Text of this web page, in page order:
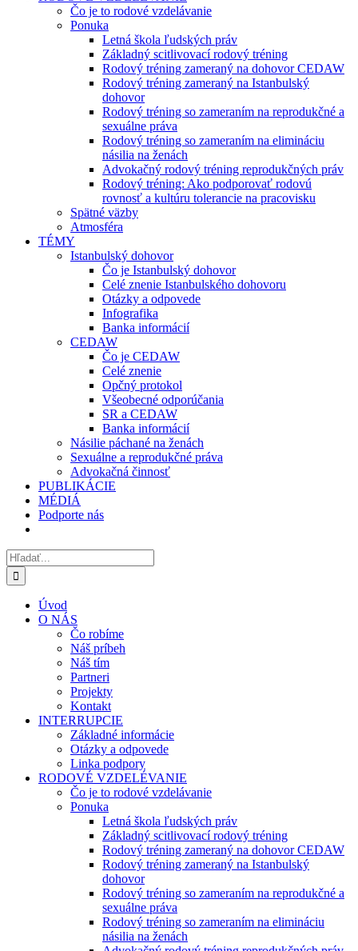
Čo je to rodové vzdelávanie
Ponuka
Letná škola ľudských práv
Základný scitlivovací rodový tréning
Rodový tréning zameraný na dohovor CEDAW
Rodový tréning zameraný na Istanbulský
dohovor
Rodový tréning so zameraním na reprodukčné a
sexuálne práva
Rodový tréning so zameraním na elimináciu
násilia na ženách
Advokačný rodový tréning reprodukčných práv
Rodový tréning: Ako podporovať rodovú
rovnosť a kultúru tolerancie na pracovisku
Spätné väzby
Atmosféra
TÉMY
Istanbulský dohovor
Čo je Istanbulský dohovor
Celé znenie Istanbulského dohovoru
Otázky a odpovede
Infografika
Banka informácií
CEDAW
Čo je CEDAW
Celé znenie
Opčný protokol
Všeobecné odporúčania
SR a CEDAW
Banka informácií
Násilie páchané na ženách
Sexuálne a reprodukčné práva
Advokačná činnosť
PUBLIKÁCIE
MÉDIÁ
Podporte nás
Hľadať:
Úvod
O NÁS
Čo robíme
Náš príbeh
Náš tím
Partneri
Projekty
Kontakt
INTERRUPCIE
Základné informácie
Otázky a odpovede
Linka podpory
RODOVÉ VZDELÉVANIE
Čo je to rodové vzdelávanie
Ponuka
Letná škola ľudských práv
Základný scitlivovací rodový tréning
Rodový tréning zameraný na dohovor CEDAW
Rodový tréning zameraný na Istanbulský
dohovor
Rodový tréning so zameraním na reprodukčné a
sexuálne práva
Rodový tréning so zameraním na elimináciu
násilia na ženách